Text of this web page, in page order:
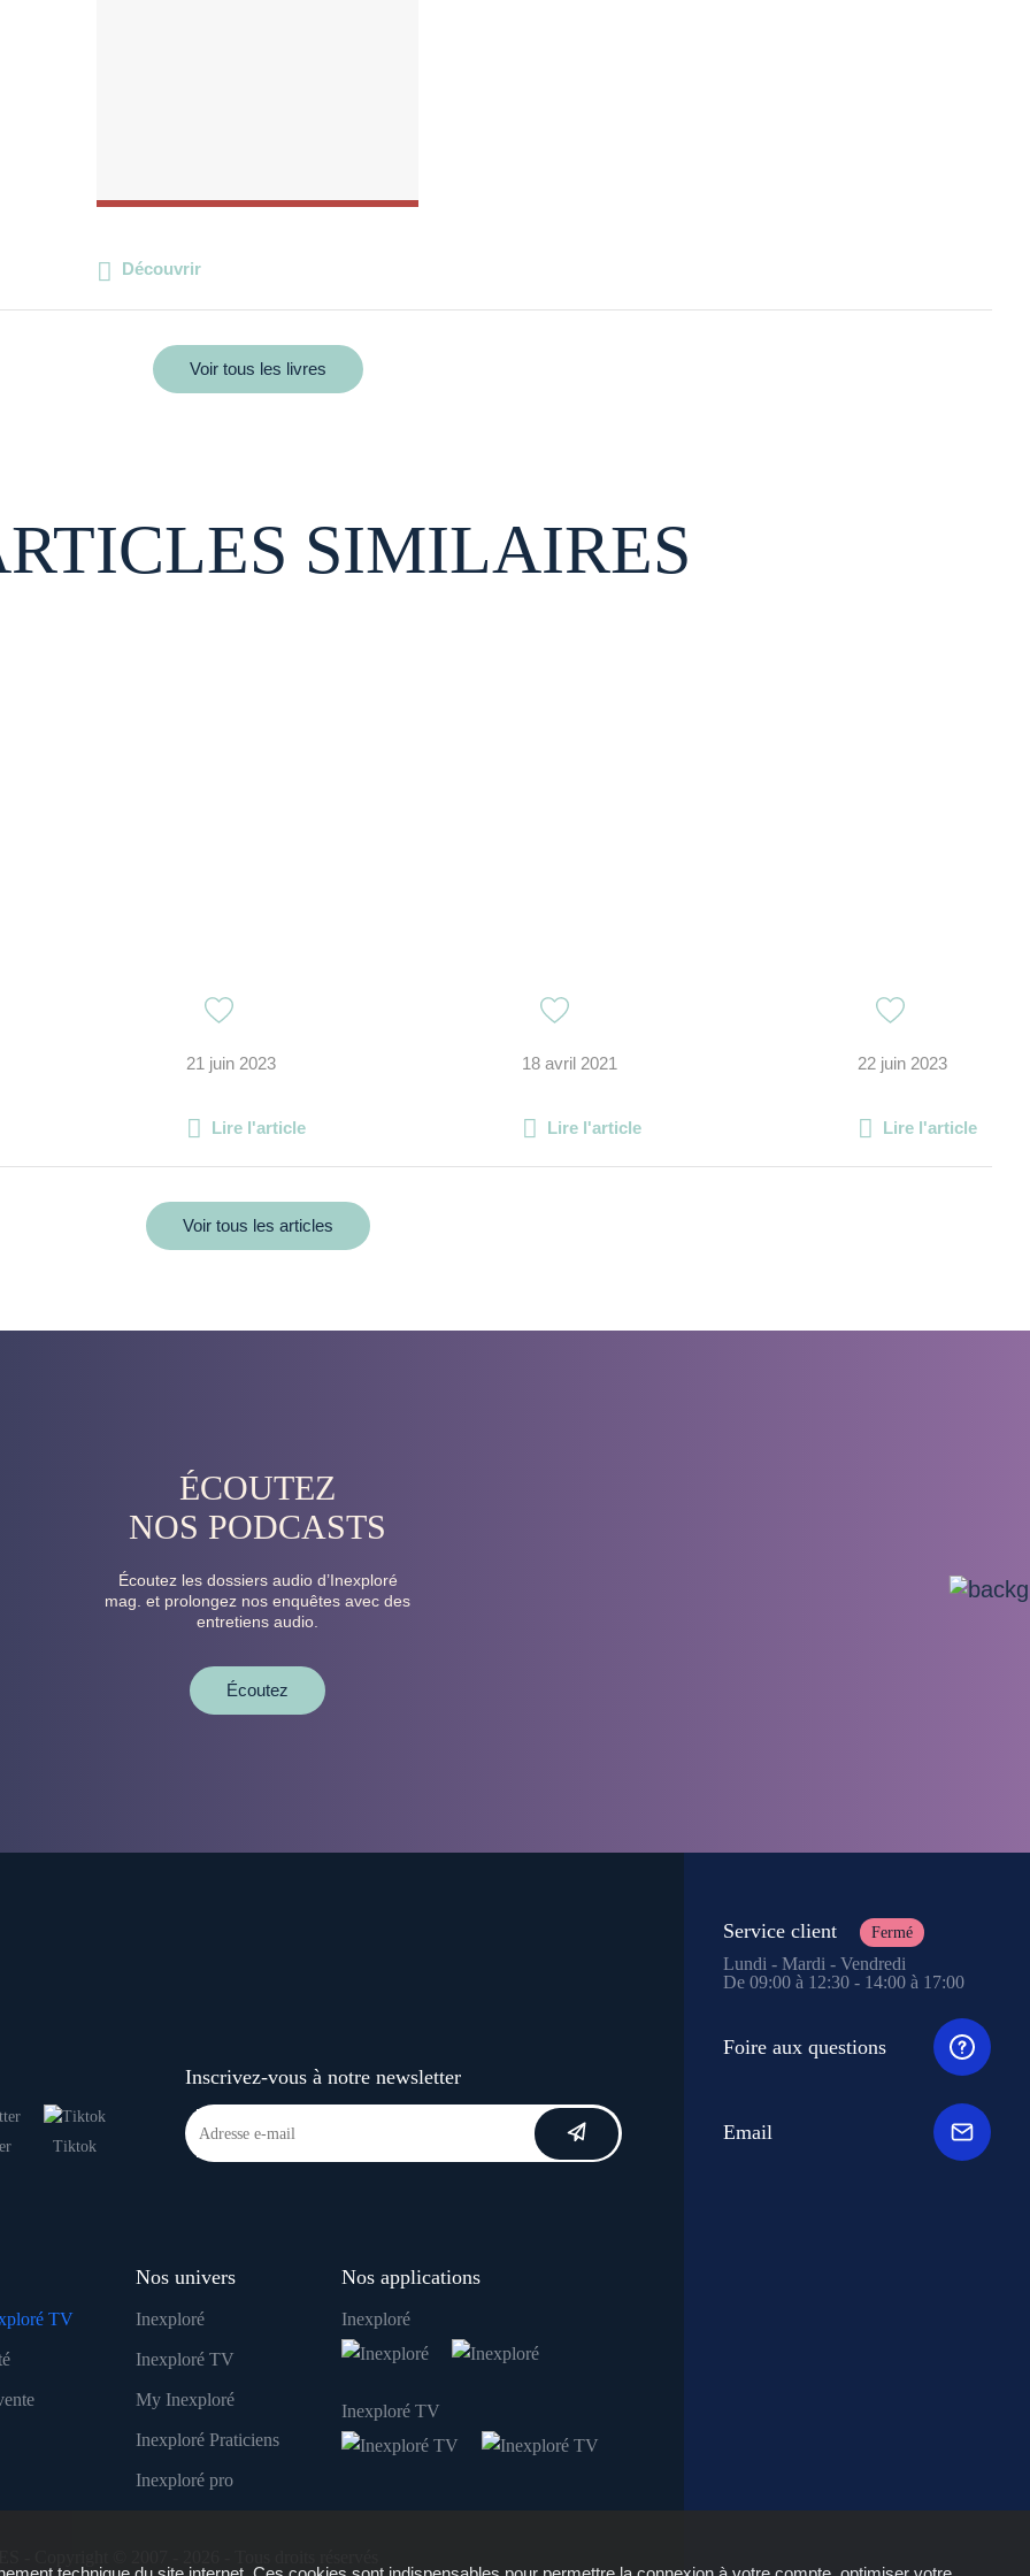
Découvrir
Voir tous les livres
SIMILAIRES
21 juin 2023
Lire l'article
18 avril 2021
Lire l'article
22 juin 2023
Lire l'article
Voir tous les articles
ÉCOUTEZ
NOS PODCASTS
Écoutez les dossiers audio d’Inexploré
mag. et prolongez nos enquêtes avec des
entretiens audio.
Écoutez
Tiktok
Inscrivez-vous à notre newsletter
TV
Nos univers
Inexploré
Inexploré TV
My Inexploré
Inexploré Praticiens
Inexploré pro
Nos applications
Inexploré
Inexploré TV
Service client Fermé
Lundi - Mardi - Vendredi
De 09:00 à 12:30 - 14:00 à 17:00
Foire aux questions
Email